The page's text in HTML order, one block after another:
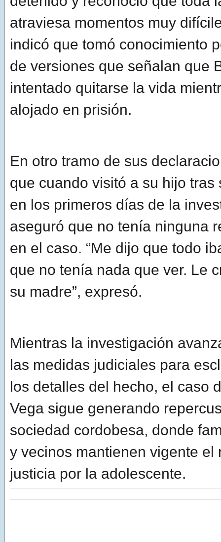
atraviesa momentos muy
indicó que tomó conocimiento
de versiones que señalan que
intentado quitarse la vida
alojado en prisión.
En otro tramo de sus
que cuando visitó a su hijo tras
en los primeros días de la
aseguró que no tenía ninguna
en el caso. “Me dijo que todo
que no tenía nada que ver. Le
su madre”, expresó.
Mientras la investigación
las medidas judiciales para
los detalles del hecho, el caso
Vega sigue generando
sociedad cordobesa, donde
y vecinos mantienen vigente el
justicia por la adolescente.